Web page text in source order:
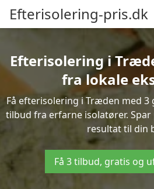
Efterisolering-pris.dk
Efterisolering i
fra lokale
Få efterisolering i Træden med
tilbud fra erfarne isolatører.
resultat til din
Få 3 tilbud, gratis og